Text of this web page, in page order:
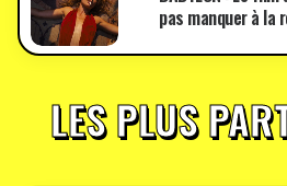
pas manquer à la
LES PLUS